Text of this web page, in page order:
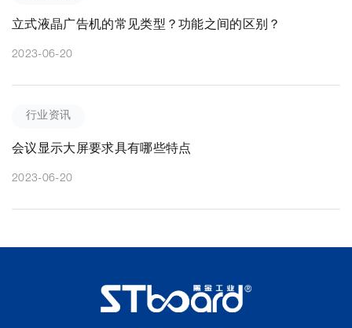
立式液晶广告机的常见类型？功能之间的区别？
2023-06-20
行业资讯
会议显示大屏要求具有哪些特点
2023-06-20